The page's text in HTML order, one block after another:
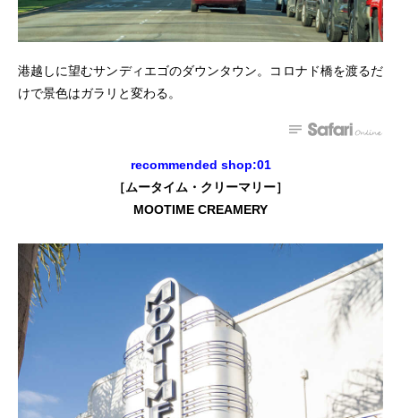
港越しに望むサンディエゴのダウンタウン。コロナド橋を渡るだ
けで景色はガラリと変わる。
recommended shop:01
［ムータイム・クリーマリー］
MOOTIME CREAMERY